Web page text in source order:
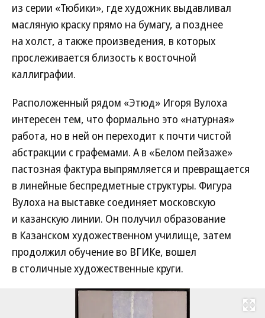
из серии «Тюбики», где художник выдавливал
масляную краску прямо на бумагу, а позднее
на холст, а также произведения, в которых
прослеживается близость к восточной
каллиграфии.
Расположенный рядом «Этюд» Игоря Вулоха
интересен тем, что формально это «натурная»
работа, но в ней он переходит к почти чистой
абстракции с графемами. А в «Белом пейзаже»
пастозная фактура выпрямляется и превращается
в линейные беспредметные структуры. Фигура
Вулоха на выставке соединяет московскую
и казанскую линии. Он получил образование
в Казанском художественном училище, затем
продолжил обучение во ВГИКе, вошел
в столичные художественные круги.
Развернуть